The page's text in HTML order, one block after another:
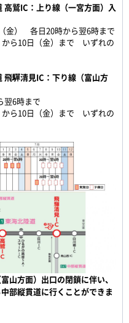
高鷲IC：上り線（一宮方面）入
金） 各日20時から翌6時まで
から10日（金）まで いずれの
飛驒清見IC：下り線（富山方
翌6時まで
から10日（金）まで いずれの
山方面）出口の閉鎖に伴い、
部縦貫道に行くことができま